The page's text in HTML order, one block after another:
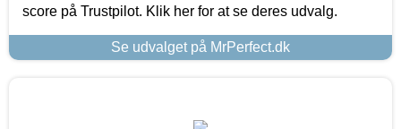
score på Trustpilot. Klik her for at se deres udvalg.
Se udvalget på MrPerfect.dk